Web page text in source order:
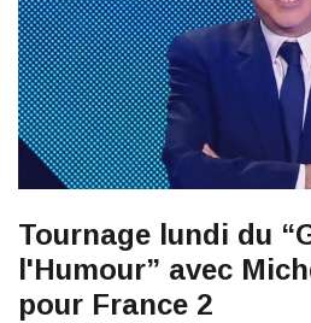
Tournage lundi du
l'Humour” avec
pour France 2